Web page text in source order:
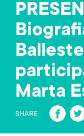
Marta
SHARE
Fa
ce